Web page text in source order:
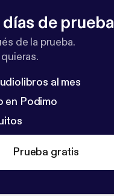
de prueba
de la prueba.
al mes
en Podimo
Prueba gratis